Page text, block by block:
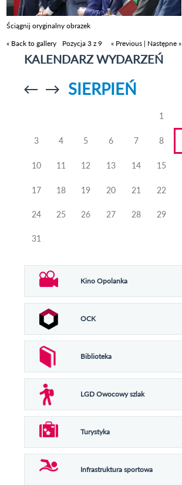
Ściągnij oryginalny obrazek
« Back to gallery
Pozycja 3 z 9 « Previous | Następne »
KALENDARZ WYDARZEŃ
Przejdź doPrzejdź do
SIERPIEŃ
1
3 4 5 6 7 8
10 11 12 13 14 15
17 18 19 20 21 22
24 25 26 27 28 29
31
Kino Opolanka
OCK
Biblioteka
LGD Owocowy szlak
Turystyka
Infrastruktura sportowa